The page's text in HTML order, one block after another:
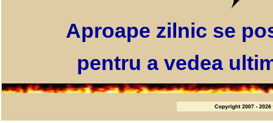
Aproape zilnic se
pentru a vedea